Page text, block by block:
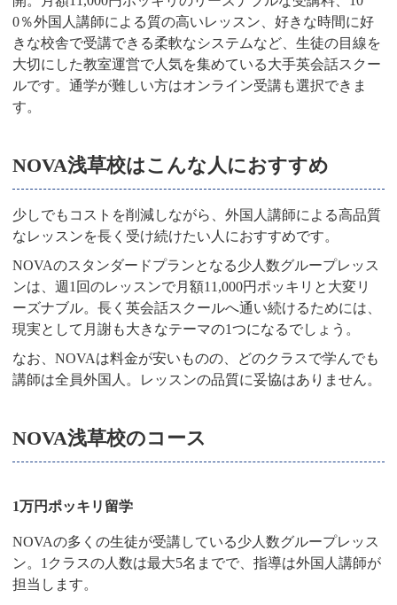
0％外国人講師による質の高いレッスン、好きな時間に好
きな校舎で受講できる柔軟なシステムなど、生徒の目線を
大切にした教室運営で人気を集めている大手英会話スクー
ルです。通学が難しい方はオンライン受講も選択できま
す。
NOVA浅草校はこんな人におすすめ
少しでもコストを削減しながら、外国人講師による高品質
なレッスンを長く受け続けたい人におすすめです。
NOVAのスタンダードプランとなる少人数グループレッス
ンは、週1回のレッスンで月額11,000円ポッキリと大変リ
ーズナブル。長く英会話スクールへ通い続けるためには、
現実として月謝も大きなテーマの1つになるでしょう。
なお、NOVAは料金が安いものの、どのクラスで学んでも
講師は全員外国人。レッスンの品質に妥協はありません。
NOVA浅草校のコース
1万円ポッキリ留学
NOVAの多くの生徒が受講している少人数グループレッス
ン。1クラスの人数は最大5名までで、指導は外国人講師が
担当します。